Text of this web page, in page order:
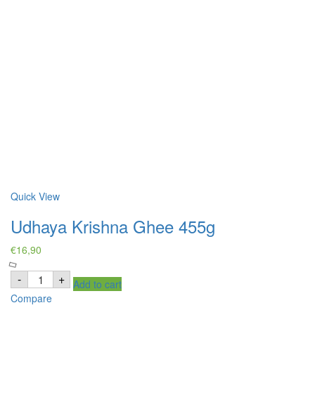
Quick View
Udhaya Krishna Ghee 455g
€16,90
- Udhaya
Krishna
Ghee
455g
+ Add to cart
Compare